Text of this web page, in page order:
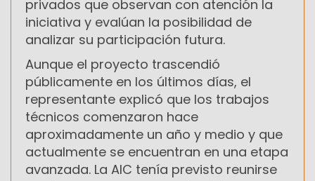
privados que observan con atención la
iniciativa y evalúan la posibilidad de
analizar su participación futura.
Aunque el proyecto trascendió
públicamente en los últimos días, el
representante explicó que los trabajos
técnicos comenzaron hace
aproximadamente un año y medio y que
actualmente se encuentran en una etapa
avanzada. La AIC tenía previsto reunirse